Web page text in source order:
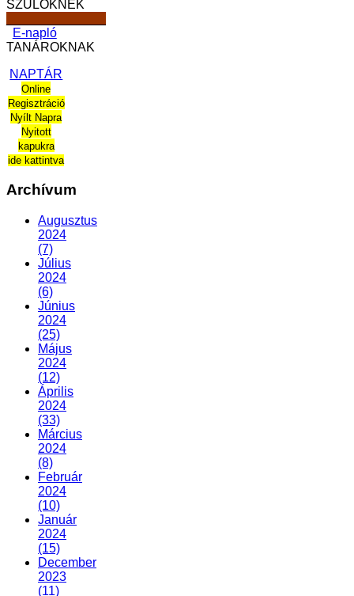
SZÜLŐKNEK
E-napló
TANÁROKNAK
NAPTÁR
Online
Regisztráció
Nyílt Napra
Nyitott
kapukra
ide kattintva
Archívum
Augusztus
2024
(7)
Július
2024
(6)
Június
2024
(25)
Május
2024
(12)
Április
2024
(33)
Március
2024
(8)
Február
2024
(10)
Január
2024
(15)
December
2023
(11)